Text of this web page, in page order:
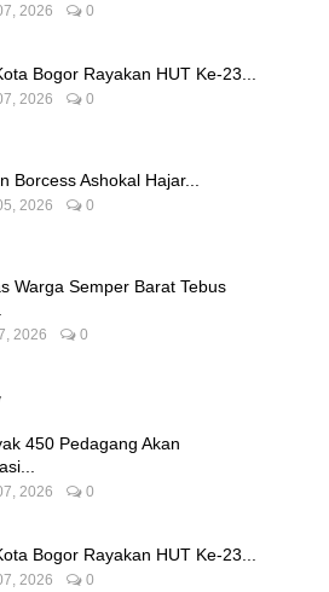
2026 0
Bogor Rayakan HUT Ke-23...
2026 0
Borcess Ashokal Hajar...
2026 0
Warga Semper Barat Tebus
2026 0
450 Pedagang Akan
2026 0
Bogor Rayakan HUT Ke-23...
2026 0